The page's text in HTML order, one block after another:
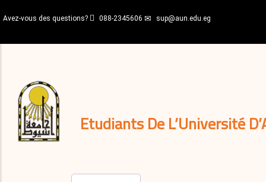
au
principal
Avez-vous des questions? 088-2345606 sup@aun.edu.eg
Etudiants De L’Université
décisions
Expatriés
Journal